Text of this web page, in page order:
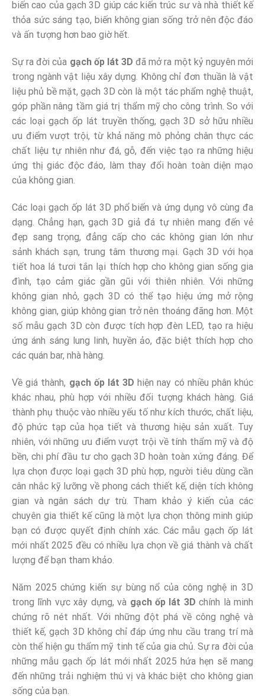
biến cao của gạch 3D giúp các kiến trúc sư và nhà thiết kế
thỏa sức sáng tạo, biến không gian sống trở nên độc đáo
và ấn tượng hơn bao giờ hết.
Sự ra đời của gạch ốp lát 3D đã mở ra một kỷ nguyên mới
trong ngành vật liệu xây dựng. Không chỉ đơn thuần là vật
liệu phủ bề mặt, gạch 3D còn là một tác phẩm nghệ thuật,
góp phần nâng tầm giá trị thẩm mỹ cho công trình. So với
các loại gạch ốp lát truyền thống, gạch 3D sở hữu nhiều
ưu điểm vượt trội, từ khả năng mô phỏng chân thực các
chất liệu tự nhiên như đá, gỗ, đến việc tạo ra những hiệu
ứng thị giác độc đáo, làm thay đổi hoàn toàn diện mạo
của không gian.
Các loại gạch ốp lát 3D phổ biến và ứng dụng vô cùng đa
dạng. Chẳng hạn, gạch 3D giả đá tự nhiên mang đến vẻ
đẹp sang trọng, đẳng cấp cho các không gian lớn như
sảnh khách sạn, trung tâm thương mại. Gạch 3D với họa
tiết hoa lá tươi tắn lại thích hợp cho không gian sống gia
đình, tạo cảm giác gần gũi với thiên nhiên. Với những
không gian nhỏ, gạch 3D có thể tạo hiệu ứng mở rộng
không gian, giúp không gian trở nên thoáng đãng hơn. Một
số mẫu gạch 3D còn được tích hợp đèn LED, tạo ra hiệu
ứng ánh sáng lung linh, huyền ảo, đặc biệt thích hợp cho
các quán bar, nhà hàng.
Về giá thành, gạch ốp lát 3D hiện nay có nhiều phân khúc
khác nhau, phù hợp với nhiều đối tượng khách hàng. Giá
thành phụ thuộc vào nhiều yếu tố như kích thước, chất liệu,
độ phức tạp của họa tiết và thương hiệu sản xuất. Tuy
nhiên, với những ưu điểm vượt trội về tính thẩm mỹ và độ
bền, chi phí đầu tư cho gạch 3D hoàn toàn xứng đáng. Để
lựa chọn được loại gạch 3D phù hợp, người tiêu dùng cần
cân nhắc kỹ lưỡng về phong cách thiết kế, diện tích không
gian và ngân sách dự trù. Tham khảo ý kiến của các
chuyên gia thiết kế cũng là một lựa chọn thông minh giúp
bạn có được quyết định chính xác. Các mẫu gạch ốp lát
mới nhất 2025 đều có nhiều lựa chọn về giá thành và chất
lượng để bạn tham khảo.
Năm 2025 chứng kiến sự bùng nổ của công nghệ in 3D
trong lĩnh vực xây dựng, và gạch ốp lát 3D chính là minh
chứng rõ nét nhất. Với những đột phá về công nghệ và
thiết kế, gạch 3D không chỉ đáp ứng nhu cầu trang trí mà
còn thể hiện gu thẩm mỹ tinh tế của gia chủ. Sự ra đời của
những mẫu gạch ốp lát mới nhất 2025 hứa hẹn sẽ mang
đến những trải nghiệm thú vị và khác biệt cho không gian
sống của bạn.